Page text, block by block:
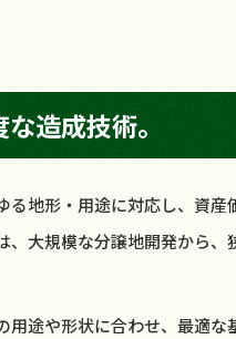
造成技術。
る地形・用途に対応し、資産
、大規模な分譲地開発から
用途や形状に合わせ、最適な